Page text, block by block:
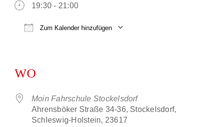
KONTAKT
19:30 - 21:00
Zum Kalender hinzufügen
WO
Moin Fahrschule Stockelsdorf
Ahrensböker Straße 34-36, Stockelsdorf,
Schleswig-Holstein, 23617